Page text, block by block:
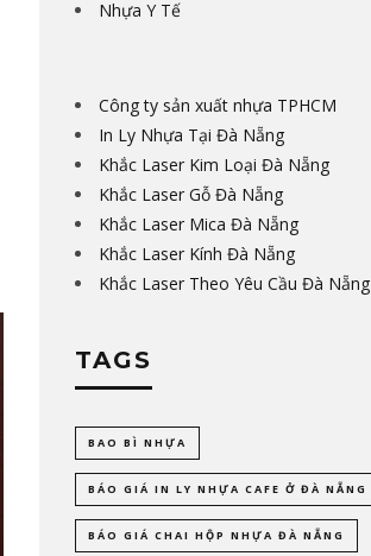
Nhựa Y Tế
Công ty sản xuất nhựa TPHCM
In Ly Nhựa Tại Đà Nẵng
Khắc Laser Kim Loại Đà Nẵng
Khắc Laser Gỗ Đà Nẵng
Khắc Laser Mica Đà Nẵng
Khắc Laser Kính Đà Nẵng
Khắc Laser Theo Yêu Cầu Đà Nẵng
TAGS
BAO BÌ NHỰA
BÁO GIÁ IN LY NHỰA CAFE Ở ĐÀ NẴNG
BÁO GIÁ CHAI HỘP NHỰA ĐÀ NẴNG